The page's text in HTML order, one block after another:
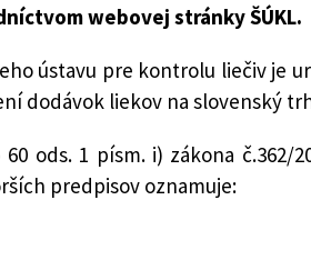
webovej stránky ŠÚKL.
ústavu pre kontrolu liečiv je
dodávok liekov na slovenský
ods. 1 písm. i) zákona č.362/
predpisov oznamuje: